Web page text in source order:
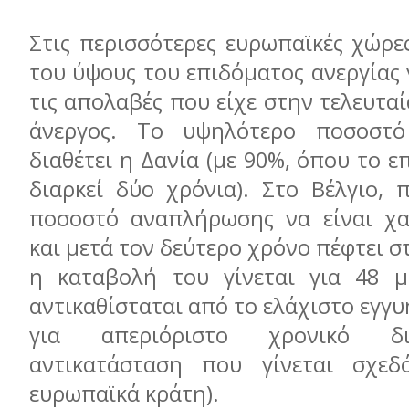
Στις περισσότερες ευρωπαϊκές
του ύψους του επιδόματος ανεργίας
τις απολαβές που είχε στην
άνεργος. Το υψηλότερο
διαθέτει η Δανία (με 90%, όπου το
διαρκεί δύο χρόνια). Στο Βέλγιο,
ποσοστό αναπλήρωσης να είναι
και μετά τον δεύτερο χρόνο πέφτει
η καταβολή του γίνεται για 48
αντικαθίσταται από το ελάχιστο
για απεριόριστο χρονικό
αντικατάσταση που γίνεται
ευρωπαϊκά κράτη).